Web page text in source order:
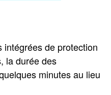
de protection
la durée des
minutes au lieu